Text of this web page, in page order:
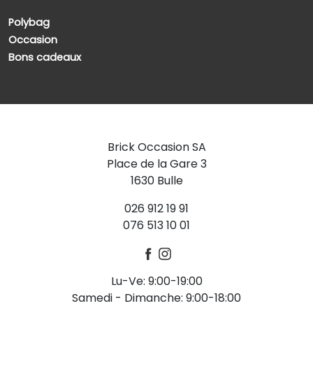
Polybag
Occasion
Bons cadeaux
Brick Occasion SA
Place de la Gare 3
1630 Bulle
026 912 19 91
076 513 10 01
Lu-Ve: 9:00-19:00
Samedi - Dimanche: 9:00-18:00